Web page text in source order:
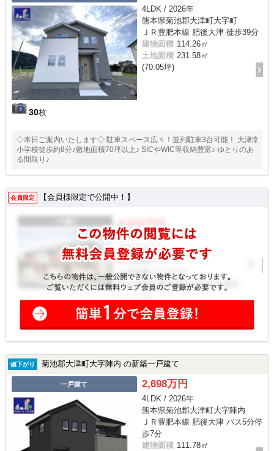
30枚
4LDK / 2026年
熊本県菊池郡大津町大字町
ＪＲ豊肥本線 肥後大津 徒歩39分
建物面積 114.26㎡
土地面積 231.58㎡
(70.05坪)
◇本日ご案内いたします◇ 駐車スペース広々！並列駐車3台可能！ 大津南
小学校徒歩約8分♪敷地面積70坪以上♪ SICやWIC等収納豊富♪ ゆとりのあ
る間取り♪
会員限定 【会員様限定で公開中！】
値下がり 菊池郡大津町大字陣内 の新築一戸建て
一戸建て 2,698万円
4LDK / 2026年
熊本県菊池郡大津町大字陣内
ＪＲ豊肥本線 肥後大津 バス5分停
歩7分
建物面積 111.78㎡